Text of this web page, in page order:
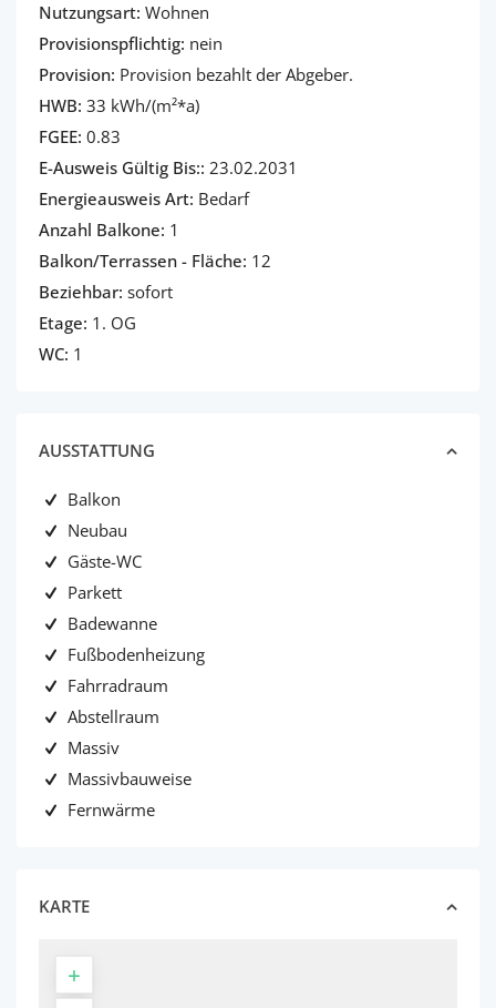
Nutzungsart: Wohnen
Provisionspflichtig: nein
Provision: Provision bezahlt der Abgeber.
HWB: 33 kWh/(m²*a)
FGEE: 0.83
E-Ausweis Gültig Bis:: 23.02.2031
Energieausweis Art: Bedarf
Anzahl Balkone: 1
Balkon/Terrassen - Fläche: 12
Beziehbar: sofort
Etage: 1. OG
WC: 1
AUSSTATTUNG
Balkon
Neubau
Gäste-WC
Parkett
Badewanne
Fußbodenheizung
Fahrradraum
Abstellraum
Massiv
Massivbauweise
Fernwärme
KARTE